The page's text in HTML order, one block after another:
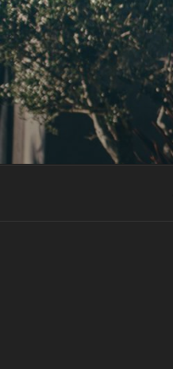
Aller
au
contenu
principal